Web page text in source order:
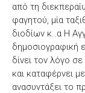
από τη
φαγητού, μία
διοδίων κ..α Η
δημοσιογραφική
δίνει τον λόγο
και καταφέρνει
ανασυντάξει το